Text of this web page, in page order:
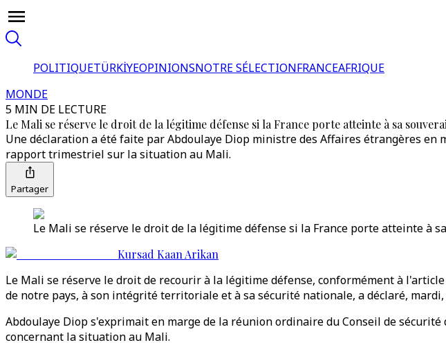
POLITIQUETÜRKİYEOPINIONSNOTRE SÉLECTIONFRANCEAFRIQUE
MONDE
5 MIN DE LECTURE
Le Mali se réserve le droit de la légitime défense si la France porte atteinte à sa
Une déclaration a été faite par Abdoulaye Diop ministre des Affaires étrangères
rapport trimestriel sur la situation au Mali.
Partager
Le Mali se réserve le droit de la légitime défense si la France porte atteinte à
Kursad Kaan Arikan
Le Mali se réserve le droit de recourir à la légitime défense, conformément à
de notre pays, à son intégrité territoriale et à sa sécurité nationale, a déclaré,
Abdoulaye Diop s'exprimait en marge de la réunion ordinaire du Conseil de
concernant la situation au Mali.